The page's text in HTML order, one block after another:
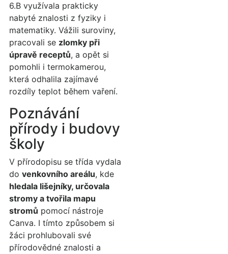
6.B využívala prakticky
nabyté znalosti z fyziky i
matematiky. Vážili suroviny,
pracovali se zlomky při
úpravě receptů, a opět si
pomohli i termokamerou,
která odhalila zajímavé
rozdíly teplot během vaření.
Poznávání
přírody i budovy
školy
V přírodopisu se třída vydala
do venkovního areálu, kde
hledala lišejníky, určovala
stromy a tvořila mapu
stromů pomocí nástroje
Canva. I tímto způsobem si
žáci prohlubovali své
přírodovědné znalosti a